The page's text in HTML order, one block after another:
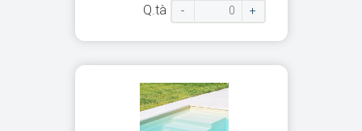
Q.tà - +